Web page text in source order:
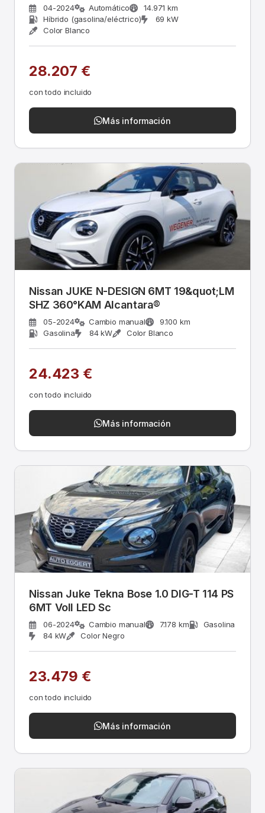
04-2024 Automático
14.971 km
Híbrido (gasolina/eléctrico)
69 kW
Color Blanco
28.207 €
con todo incluido
Más información
Nissan JUKE N-DESIGN 6MT 19&quot;LM
SHZ 360°KAM Alcantara®
05-2024 Cambio manual
9.100 km
Gasolina
84 kW Color Blanco
24.423 €
con todo incluido
Más información
Nissan Juke Tekna Bose 1.0 DIG-T 114 PS
6MT Voll LED Sc
06-2024 Cambio manual 7.178 km
Gasolina
84 kW
Color Negro
23.479 €
con todo incluido
Más información